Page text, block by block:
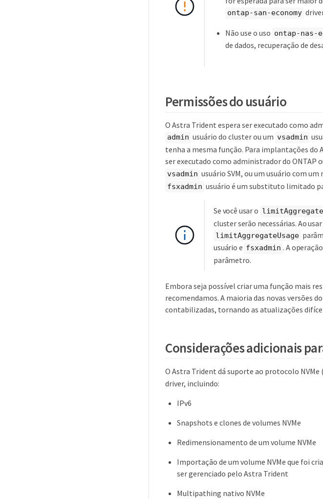
ontap-san-economy
Não use o uso ontap-nas-
de dados, recuperação de
Permissões do usuário
O Astra Trident espera ser executado como
admin usuário do cluster ou um vsadmin
tenha a mesma função. Para implantações do
ser executado como administrador do ONTAP
vsadmin usuário SVM, ou um usuário com
fsxadmin usuário é um substituto limitado
Se você usar o
cluster serão necessárias. Ao
limitAggregateUsage
usuário e fsxadmin . A
parâmetro.
Embora seja possível criar uma função mais
recomendamos. A maioria das novas versões
contabilizadas, tornando as atualizações
Considerações adicionais
O Astra Trident dá suporte ao protocolo
driver, incluindo:
IPv6
Snapshots e clones de volumes NVMe
Redimensionamento de um volume NVMe
Importação de um volume NVMe que foi
ser gerenciado pelo Astra Trident
Multipathing nativo NVMe